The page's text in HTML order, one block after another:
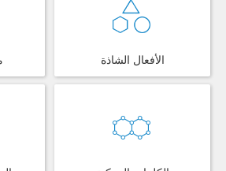
الأفعال الشاذة